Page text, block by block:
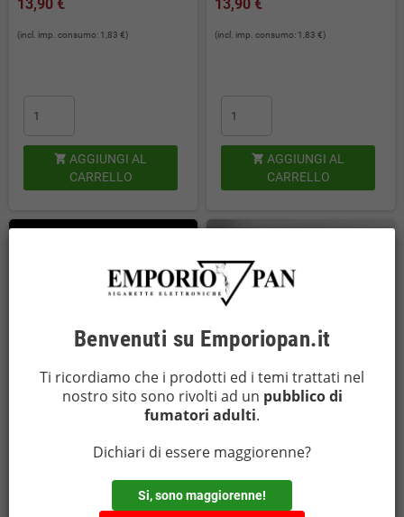
13,90 €
(incl. imp. consumo: 1,83 €)
 AGGIUNGI AL
CARRELLO
13,90 €
(incl. imp. consumo: 1,83 €)
 AGGIUNGI AL
CARRELLO
Extraction Mania - Legendary -
Extraction Mania - Legendary -
Benvenuti su Emporiopan.it
Ti ricordiamo che i prodotti ed i temi trattati nel
nostro sito sono rivolti ad un pubblico di
fumatori adulti.
Dichiari di essere maggiorenne?
Si, sono maggiorenne!